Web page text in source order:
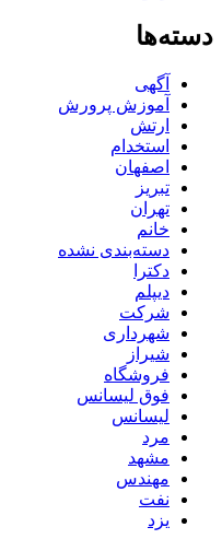
دسته‌ها
آگهی
آموزش پرورش
ارتش
استخدام
اصفهان
تبریز
تهران
خانم
دسته‌بندی نشده
دکترا
دیپلم
شرکت
شهرداری
شیراز
فروشگاه
فوق لیسانس
لیسانس
مرد
مشهد
مهندس
نفت
یزد